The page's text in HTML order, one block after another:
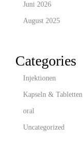
Juni 2026
August 2025
Categories
Injektionen
Kapseln & Tabletten
oral
Uncategorized